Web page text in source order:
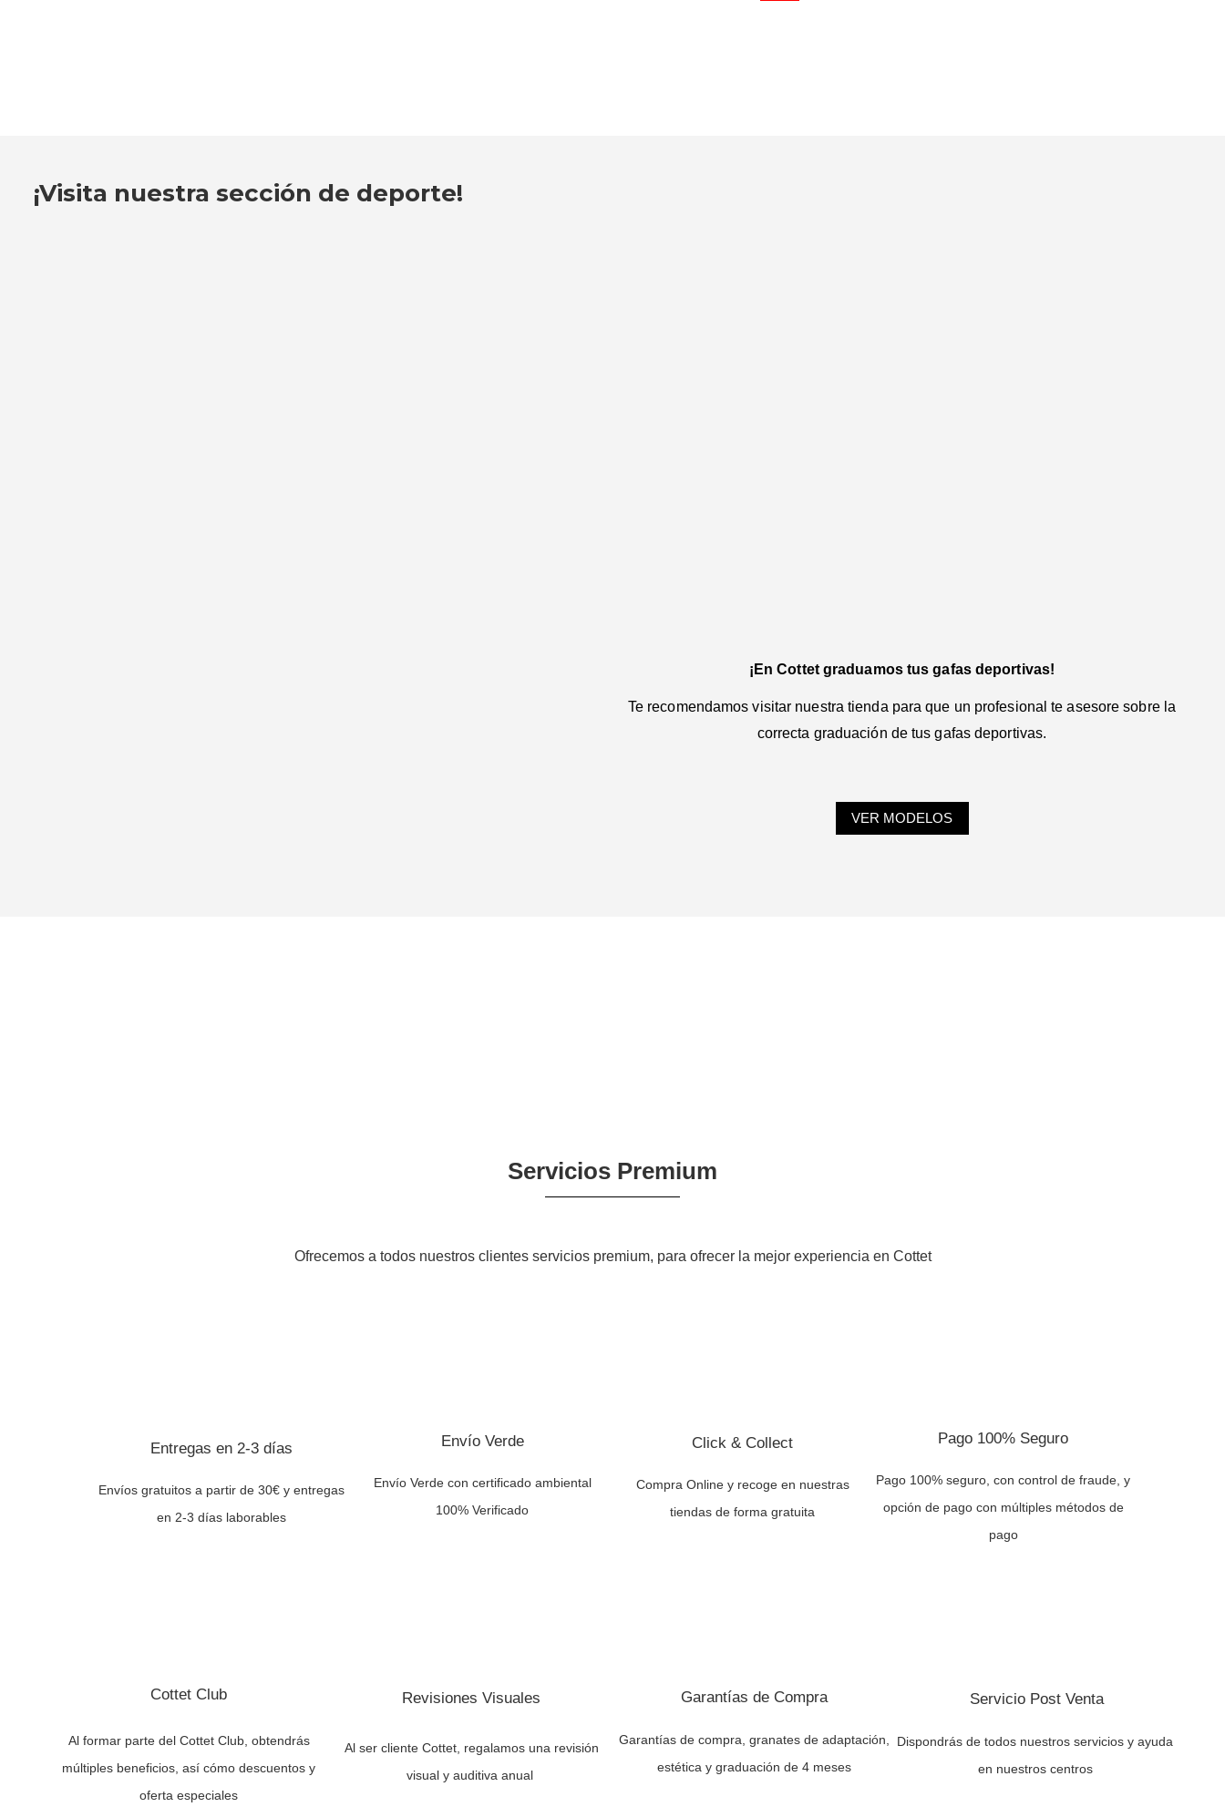
¡Visita nuestra sección de deporte!
¡En Cottet graduamos tus gafas deportivas!
Te recomendamos visitar nuestra tienda para que un profesional te asesore sobre la
correcta graduación de tus gafas deportivas.
VER MODELOS
Servicios Premium
Ofrecemos a todos nuestros clientes servicios premium, para ofrecer la mejor experiencia en Cottet
Entregas en 2-3 días
Envíos gratuitos a partir de 30€ y entregas
en 2-3 días laborables
Envío Verde
Envío Verde con certificado ambiental
100% Verificado
Click & Collect
Compra Online y recoge en nuestras
tiendas de forma gratuita
Pago 100% Seguro
Pago 100% seguro, con control de fraude, y
opción de pago con múltiples métodos de
pago
Cottet Club
Al formar parte del Cottet Club, obtendrás
múltiples beneficios, así cómo descuentos y
oferta especiales
Revisiones Visuales
Al ser cliente Cottet, regalamos una revisión
visual y auditiva anual
Garantías de Compra
Garantías de compra, granates de adaptación,
estética y graduación de 4 meses
Servicio Post Venta
Dispondrás de todos nuestros servicios y ayuda
en nuestros centros